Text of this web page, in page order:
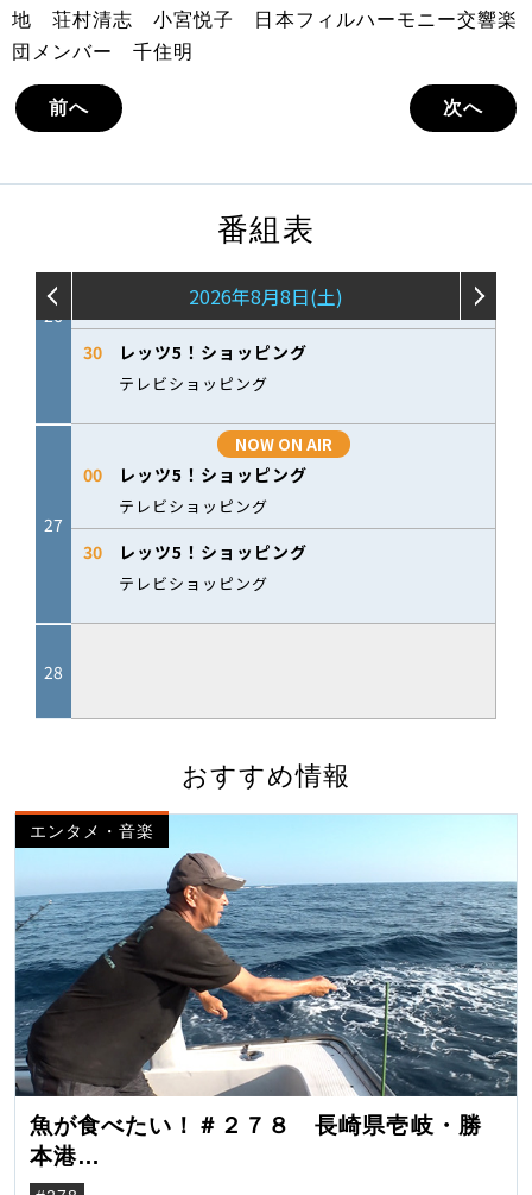
地 荘村清志 小宮悦子 日本フィルハーモニー交響楽
団メンバー 千住明
前へ 次へ
番組表
おすすめ情報
エンタメ・音楽
魚が食べたい！＃２７８ 長崎県壱岐・勝
本港
（クロマグロ）